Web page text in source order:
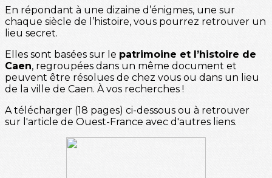
En répondant à une dizaine d’énigmes, une sur
chaque siècle de l’histoire, vous pourrez retrouver un
lieu secret.
Elles sont basées sur le patrimoine et l’histoire de
Caen, regroupées dans un même document et
peuvent être résolues de chez vous ou dans un lieu
de la ville de Caen. À vos recherches !
A télécharger (18 pages) ci-dessous ou à retrouver
sur l'article de Ouest-France avec d'autres liens.